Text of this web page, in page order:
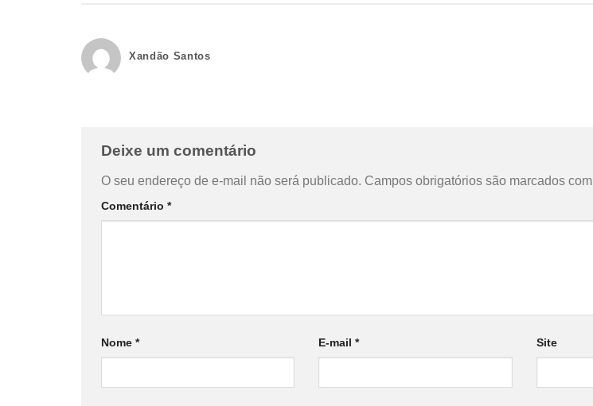
Xandão Santos
Deixe um comentário
O seu endereço de e-mail não será publicado. Campos obrigatórios são marcados com
Comentário *
Nome * E-mail* Site